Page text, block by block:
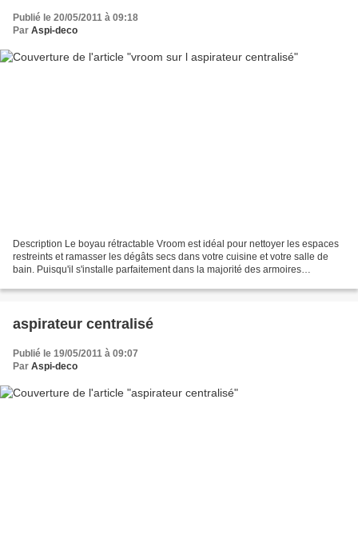
Publié le 20/05/2011 à 09:18
Par Aspi-deco
Description Le boyau rétractable Vroom est idéal pour nettoyer les espaces
restreints et ramasser les dégâts secs dans votre cuisine et votre salle de
bain. Puisqu'il s'installe parfaitement dans la majorité des armoires
aspirateur centralisé
Publié le 19/05/2011 à 09:07
Par Aspi-deco